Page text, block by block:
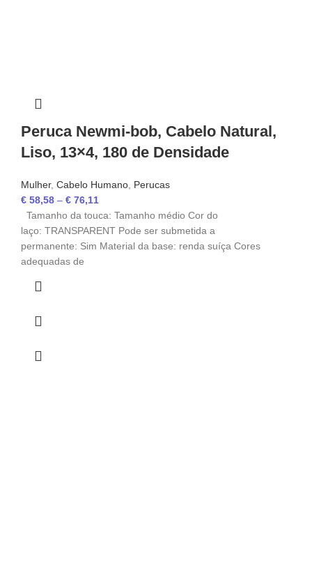
Peruca Newmi-bob, Cabelo Natural,
Liso, 13×4, 180 de Densidade
Mulher, Cabelo Humano, Perucas
€ 58,58 – € 76,11
Tamanho da touca: Tamanho médio Cor do
laço: TRANSPARENT Pode ser submetida a
permanente: Sim Material da base: renda suíça Cores
adequadas de